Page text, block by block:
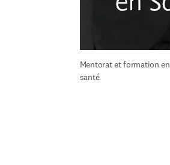
Mentorat et formation en
santé